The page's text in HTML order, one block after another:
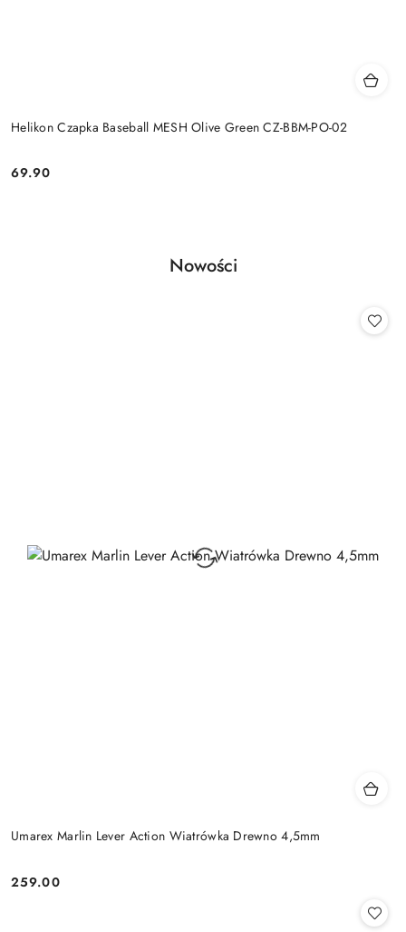
Helikon Czapka Baseball MESH Olive Green CZ-BBM-PO-02
Cena:
69.90
Pomiń karuzelę produktów
Produkty
Nowości
Umarex Marlin Lever Action Wiatrówka Drewno 4,5mm
Cena:
259.00